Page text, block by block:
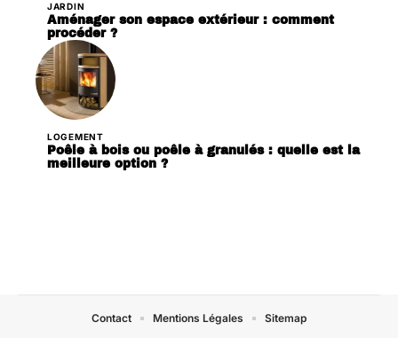
JARDIN
Aménager son espace extérieur : comment
procéder ?
LOGEMENT
Poêle à bois ou poêle à granulés : quelle est la
meilleure option ?
Contact Mentions Légales Sitemap